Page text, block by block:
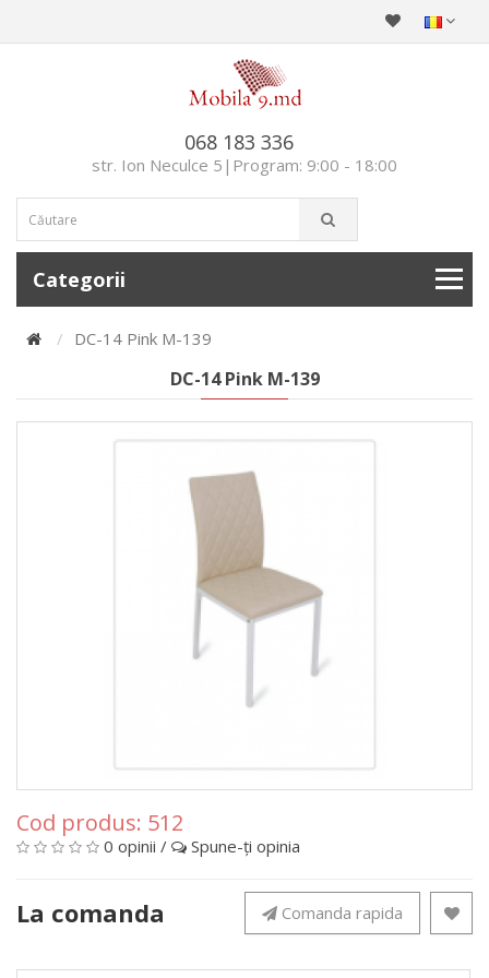
068 183 336
str. Ion Neculce 5|Program: 9:00 - 18:00
Categorii
DC-14 Pink M-139
DC-14 Pink M-139
Cod produs: 512
0 opinii / Spune-ţi opinia
La comanda Comanda rapida